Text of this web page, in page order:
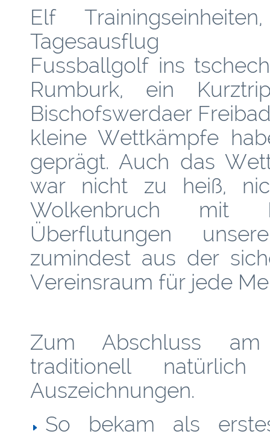
Elf
Tagesausflug
Fussballgolf ins
Rumburk, ein
Bischofswerdaer
kleine Wettkämpfe
geprägt. Auch das
war nicht zu heiß,
Wolkenbruch mit
Überflutungen
zumindest aus der
Vereinsraum für jede
Zum Abschluss am
traditionell
Auszeichnungen.
So bekam als